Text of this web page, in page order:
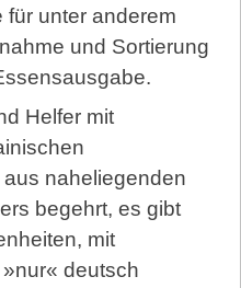
für unter anderem
und Sortierung
Helfer mit
naheliegenden
begehrt, es gibt
mit
deutsch